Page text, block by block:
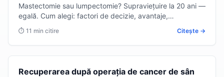
Mastectomie sau lumpectomie? Supraviețuire la 20 ani —
egală. Cum alegi: factori de decizie, avantaje,
recuperare, reconstrucție. Ghid pas cu pas de la chirurg
oncolog.
⏱ 11 min citire Citește →
Recuperare
Recuperarea după operația de cancer de sân